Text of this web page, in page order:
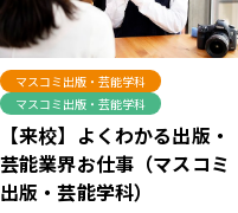
マスコミ出版・芸能学科
マスコミ出版・芸能学科
【来校】よくわかる出版・
芸能業界お仕事（マスコミ
出版・芸能学科）